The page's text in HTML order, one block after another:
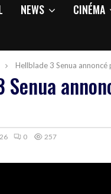
NEWS CINÉMA
Hellblade 3 Senua
0 257